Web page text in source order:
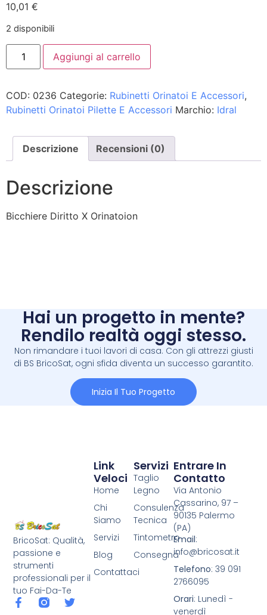
10,01 €
2 disponibili
Aggiungi al carrello
COD: 0236 Categorie: Rubinetti Orinatoi E Accessori,
Rubinetti Orinatoi Pilette E Accessori Marchio: Idral
Descrizione Recensioni (0)
Descrizione
Bicchiere Diritto X Orinatoion
Hai un progetto in mente?
Rendilo realtà oggi stesso.
Non rimandare i tuoi lavori di casa. Con gli attrezzi giusti
di BS BricoSat, ogni sfida diventa un successo garantito.
Inizia Il Tuo Progetto
BricoSat: Qualità,
passione e
strumenti
professionali per il
tuo Fai-Da-Te
Servizi
Taglio
Legno
Consulenza
Tecnica
Tintometro
Consegna
Link
Veloci
Home
Chi
Siamo
Servizi
Blog
Contattaci
Entrare In
Contatto
Via Antonio
Cassarino, 97 –
90135 Palermo
(PA)
Email:
info@bricosat.it
Telefono: 39 091
2766095
Orari: Lunedì -
venerdì